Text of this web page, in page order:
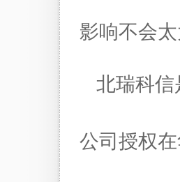
影响不会
北瑞科信
公司授权